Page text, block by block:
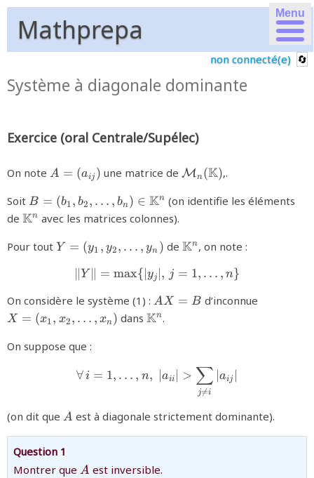
Menu
Mathprepa
non connecté(e)
Système à diagonale dominante
Exercice (oral Centrale/Supélec)
On note {A=
A = (aij ) une matrice deMn(K),.
Soit {B=
(b_1,b_2,\ldots,b_n)\in\mathbb{K}^n}
B = (b1 , b2 , … , bn) ∈ Kn (on identifie les éléments
de {\mathbb{K}^n}
Kn avec les matrices colonnes).
Pour tout {Y=
Y = (y1 , y2 , … , yn ) de{\mathbb{K}^n}
Kn, on note :
Y ∥ = max{ yj , j = 1, … , n}
On considère le système (1) : {AX=B}
AX = B d’inconnue
X = (x1 , x2 , … , xn ) dans {\mathbb{K}^n}
Kn.
On suppose que :
∀i = 1, … , n, aii >
j
=i
∑ aij
(on dit que {A}
A est à diagonale strictement dominante).
Question 1
Montrer que {A}
A est inversible.